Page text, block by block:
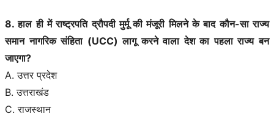
8. हाल ही में राष्ट्रपति द्रौपदी मुर्मू की मंजूरी मिलने के बाद कौन-सा राज्य
समान नागरिक संहिता (UCC) लागू करने वाला देश का पहला राज्य बन
जाएगा?
A. उत्तर प्रदेश
B. उत्तराखंड
C. राजस्थान